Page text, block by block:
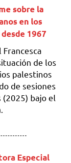
sobre la
en los
1967
de los
palestinos
de sesiones
(2025) bajo el
Especial